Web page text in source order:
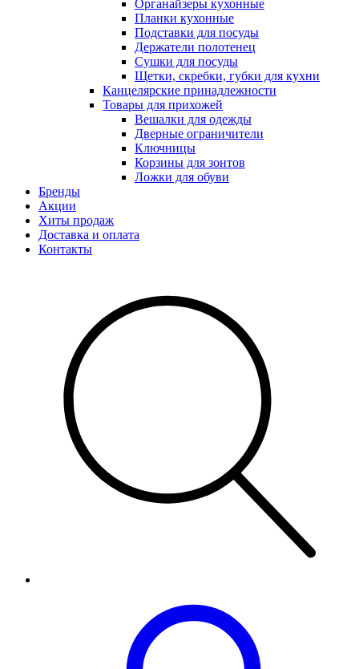
Органайзеры кухонные
Планки кухонные
Подставки для посуды
Держатели полотенец
Сушки для посуды
Щетки, скребки, губки для кухни
Канцелярские принадлежности
Товары для прихожей
Вешалки для одежды
Дверные ограничители
Ключницы
Корзины для зонтов
Ложки для обуви
Бренды
Акции
Хиты продаж
Доставка и оплата
Контакты